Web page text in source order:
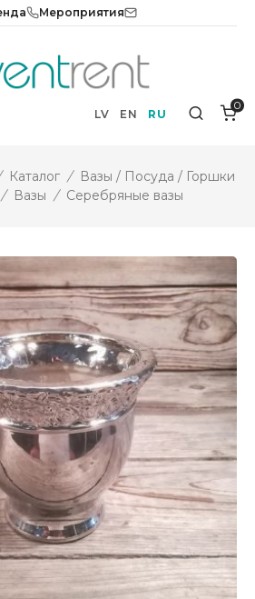
Мероприятия
LV EN RU Search
0
Каталог / Вазы / Посуда / Горшки
/ Вазы / Серебряные вазы